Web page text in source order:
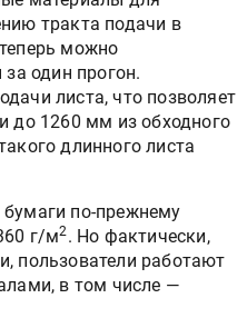
тракта подачи в
можно
один прогон.
листа, что позволяет
до 1260 мм из обходного
длинного листа
по-прежнему
г/м2. Но фактически,
пользователи работают
в том числе —